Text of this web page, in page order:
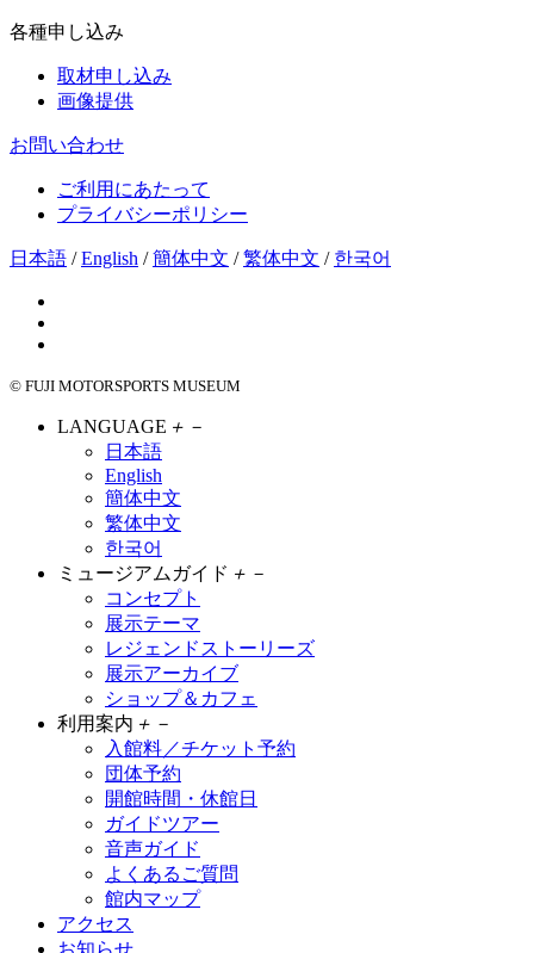
各種申し込み
取材申し込み
画像提供
お問い合わせ
ご利用にあたって
プライバシーポリシー
日本語 /English /簡体中文 /繁体中文 / 한국어
© FUJI MOTORSPORTS MUSEUM
LANGUAGE ＋ －
日本語
English
簡体中文
繁体中文
한국어
ミュージアムガイド ＋ －
コンセプト
展示テーマ
レジェンドストーリーズ
展示アーカイブ
ショップ＆カフェ
利用案内 ＋ －
入館料／チケット予約
団体予約
開館時間・休館日
ガイドツアー
音声ガイド
よくあるご質問
館内マップ
アクセス